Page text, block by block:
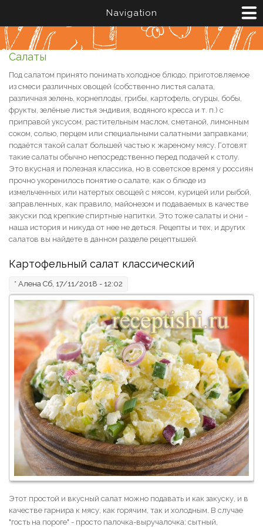
Navigation
Салаты
Под салатом принято понимать холодное блюдо, приготовляемое
из смеси различных овощей (собственно листья салата,
различная зелень, корнеплоды, грибы, картофель, огурцы, бобы,
фрукты, зелёные листья эндивия, водяного кресса и т. п.) с
приправой уксусом, растительным маслом, сметаной, лимонным
соком, солью, перцем или специальными салатными заправками;
подаётся такой салат большей частью к жареному мясу. Готовят
такие салаты обычно непосредственно перед подачей к столу.
Это вкусная и полезная классика, но в советское время у россиян
прочно укоренилось понятие о салате, как о блюде из
измельченных или натертых овощей с мясом, курицей или рыбой,
заправленных, как правило, майонезом и подаваемых в качестве
закуски под крепкие спиртные напитки. Это тоже салаты и они -
наша история и никуда от нее не деться. Рецепты и тех, и других
салатов вы найдете в данном разделе рецептышей.
Картофельный салат классический
* Алена Сб, 17/11/2018 - 12:02
Этот простой и вкусный салат можно подавать и как закуску, и в
качестве гарнира к мясу, как горячим, так и холодным. В случае
"гость на пороге" - просто палочка-выручалочка: сытный,